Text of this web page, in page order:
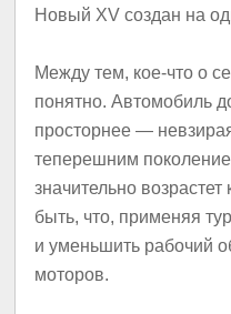
Новый XV создан на
Между тем, кое-что о
понятно. Автомобиль
просторнее —
теперешним
значительно
быть, что, применяя
и уменьшить рабочий
моторов.